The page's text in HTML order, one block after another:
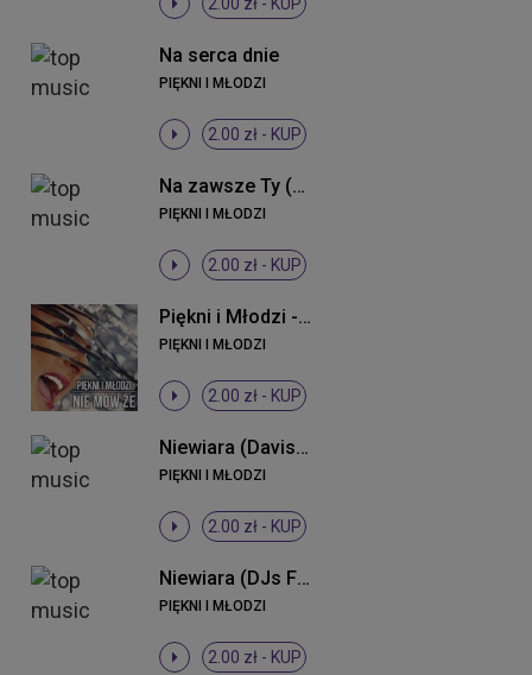
Na serca dnie
PIĘKNI I MŁODZI
2.00 zł - KUP
Na zawsze Ty (Radio Edit)
PIĘKNI I MŁODZI
2.00 zł - KUP
Piękni i Młodzi - Nie mów że (Radio Edit)
PIĘKNI I MŁODZI
2.00 zł - KUP
Niewiara (Davis Remix)
PIĘKNI I MŁODZI
2.00 zł - KUP
Niewiara (DJs From Lukow Remix)
PIĘKNI I MŁODZI
2.00 zł - KUP